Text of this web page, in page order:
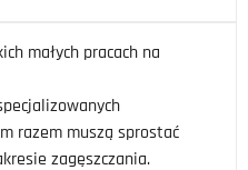
małych pracach na
razem muszą sprostać
zagęszczania.